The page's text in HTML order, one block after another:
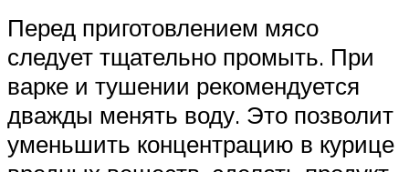
Перед приготовлением мясо
следует тщательно промыть. При
варке и тушении рекомендуется
дважды менять воду. Это позволит
уменьшить концентрацию в курице